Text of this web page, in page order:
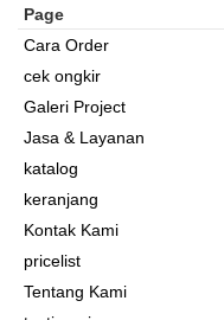
Page
Cara Order
cek ongkir
Galeri Project
Jasa & Layanan
katalog
keranjang
Kontak Kami
pricelist
Tentang Kami